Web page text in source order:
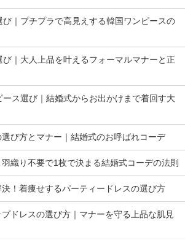
｜プチプラで高見えする韓国ワンピースの
｜大人上品を叶えるフォーマルマナーと正
ス選び｜結婚式からお出かけまで着回す大
び方とマナー｜結婚式のお呼ばれコーデ
織り不要で1枚で決まる結婚式コーデの法則
！着痩せするパーティードレスの選び方
ドレスの選び方｜マナーを守る上品な肌見